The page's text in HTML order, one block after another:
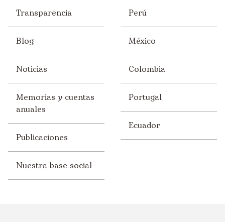
Transparencia
Blog
Noticias
Memorias y cuentas
anuales
Publicaciones
Nuestra base social
Perú
México
Colombia
Portugal
Ecuador